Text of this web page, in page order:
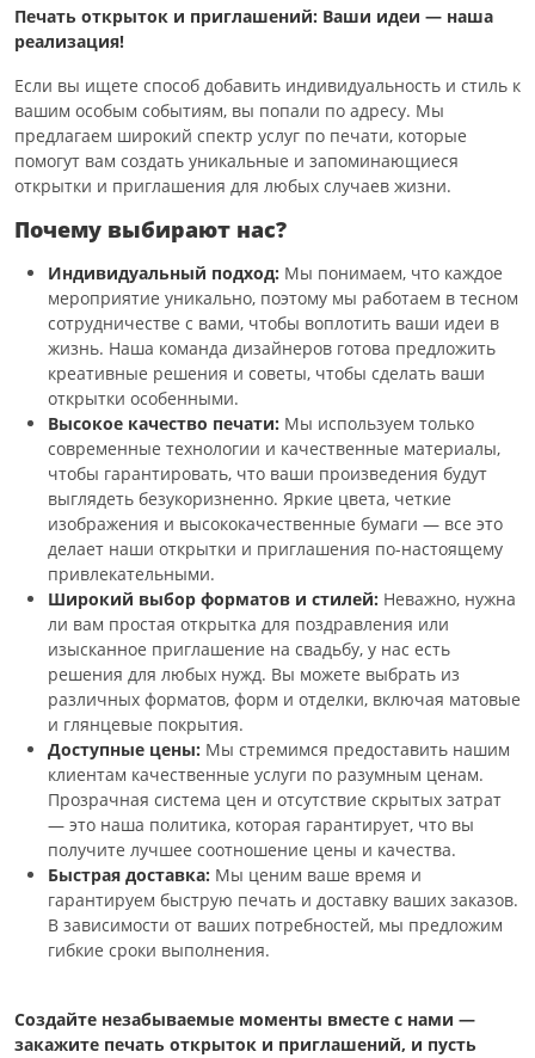
Печать открыток и приглашений: Ваши идеи — наша
реализация!
Если вы ищете способ добавить индивидуальность и стиль к
вашим особым событиям, вы попали по адресу. Мы
предлагаем широкий спектр услуг по печати, которые
помогут вам создать уникальные и запоминающиеся
открытки и приглашения для любых случаев жизни.
Почему выбирают нас?
Индивидуальный подход: Мы понимаем, что каждое
мероприятие уникально, поэтому мы работаем в тесном
сотрудничестве с вами, чтобы воплотить ваши идеи в
жизнь. Наша команда дизайнеров готова предложить
креативные решения и советы, чтобы сделать ваши
открытки особенными.
Высокое качество печати: Мы используем только
современные технологии и качественные материалы,
чтобы гарантировать, что ваши произведения будут
выглядеть безукоризненно. Яркие цвета, четкие
изображения и высококачественные бумаги — все это
делает наши открытки и приглашения по-настоящему
привлекательными.
Широкий выбор форматов и стилей: Неважно, нужна
ли вам простая открытка для поздравления или
изысканное приглашение на свадьбу, у нас есть
решения для любых нужд. Вы можете выбрать из
различных форматов, форм и отделки, включая матовые
и глянцевые покрытия.
Доступные цены: Мы стремимся предоставить нашим
клиентам качественные услуги по разумным ценам.
Прозрачная система цен и отсутствие скрытых затрат
— это наша политика, которая гарантирует, что вы
получите лучшее соотношение цены и качества.
Быстрая доставка: Мы ценим ваше время и
гарантируем быструю печать и доставку ваших заказов.
В зависимости от ваших потребностей, мы предложим
гибкие сроки выполнения.
Создайте незабываемые моменты вместе с нами —
закажите печать открыток и приглашений, и пусть